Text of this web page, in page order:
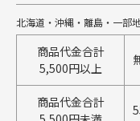
北海道・沖縄・離島・一部
商品代金合計
5,500円以上
商品代金合計